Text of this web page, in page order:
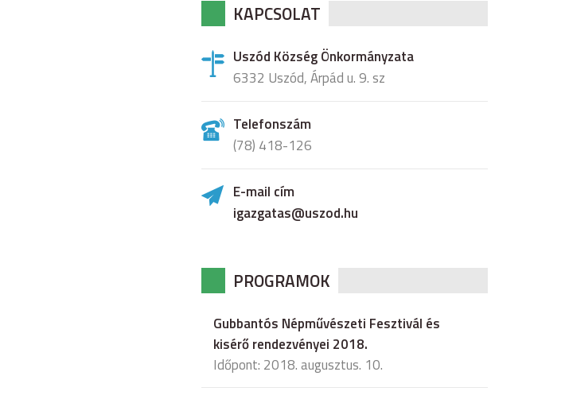
KAPCSOLAT
Uszód Község Önkormányzata
6332 Uszód, Árpád u. 9. sz
Telefonszám
(78) 418-126
E-mail cím
igazgatas@uszod.hu
PROGRAMOK
Gubbantós Népművészeti Fesztivál és
kisérő rendezvényei 2018.
Időpont: 2018. augusztus. 10.